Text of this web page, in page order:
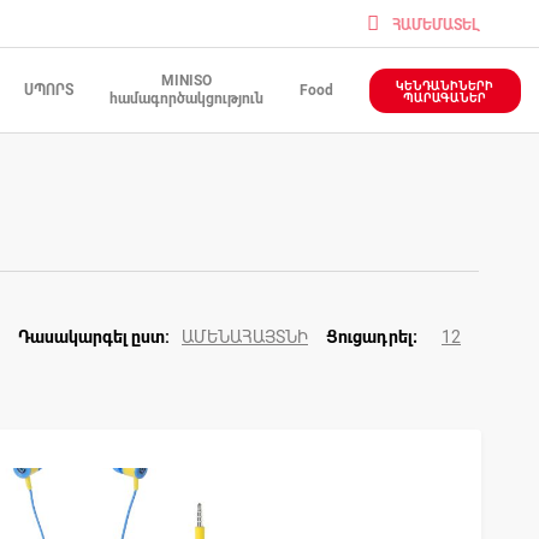
ՀԱՄԵՄԱՏԵԼ
ՍՊՈՐՏ
MINISO
համագործակցություն
Food
ԿԵՆԴԱՆԻՆԵՐԻ
ՊԱՐԱԳԱՆԵՐ
ԱՄԵՆԱՀԱՅՏՆԻ 12